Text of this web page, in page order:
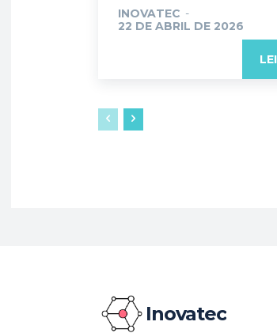
INOVATEC -
22 DE ABRIL DE 2026
Inovatec